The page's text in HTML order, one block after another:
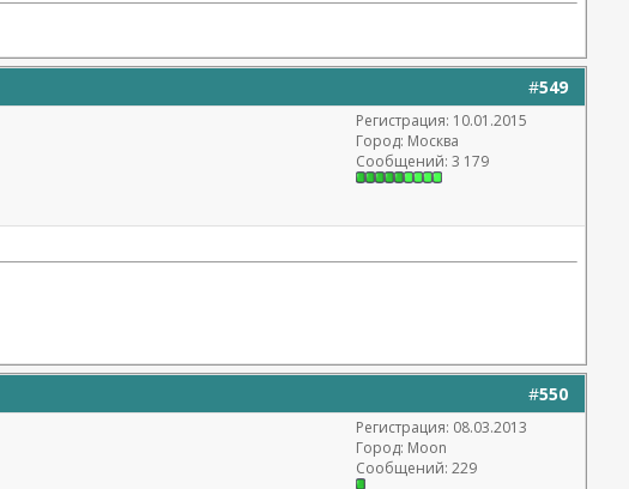
#549
Регистрация: 10.01.2015
Город: Москва
Сообщений: 3 179
#550
Регистрация: 08.03.2013
Город: Moon
Сообщений: 229